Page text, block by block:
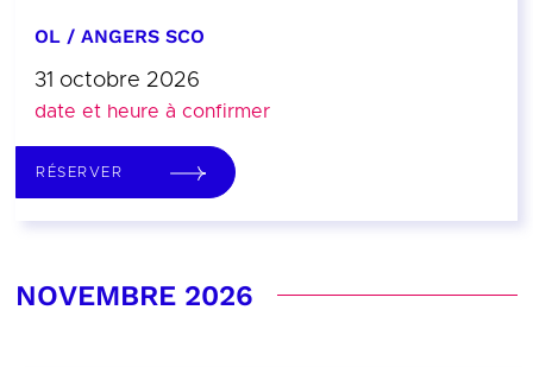
OL / ANGERS SCO
31 octobre 2026
date et heure à confirmer
RÉSERVER
NOVEMBRE 2026